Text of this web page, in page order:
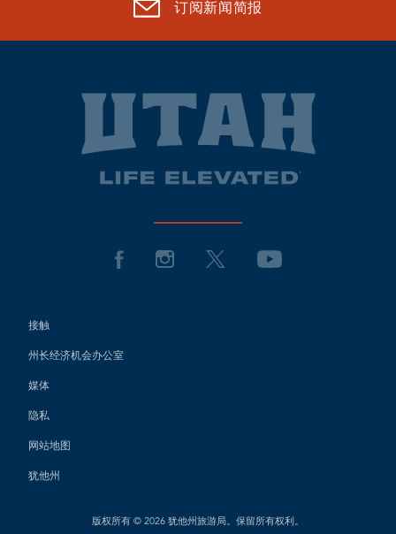
订阅新闻简报
接触
州长经济机会办公室
媒体
隐私
网站地图
犹他州
版权所有 © 2026 犹他州旅游局。保留所有权利。